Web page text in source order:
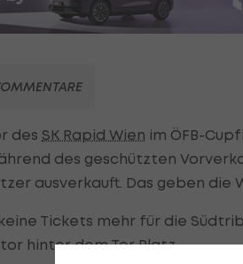
des SK Rapid Wien im ÖFB-
des geschützten
ausverkauft. Das geben die
Tickets mehr für die
hinter dem Tor Platz.